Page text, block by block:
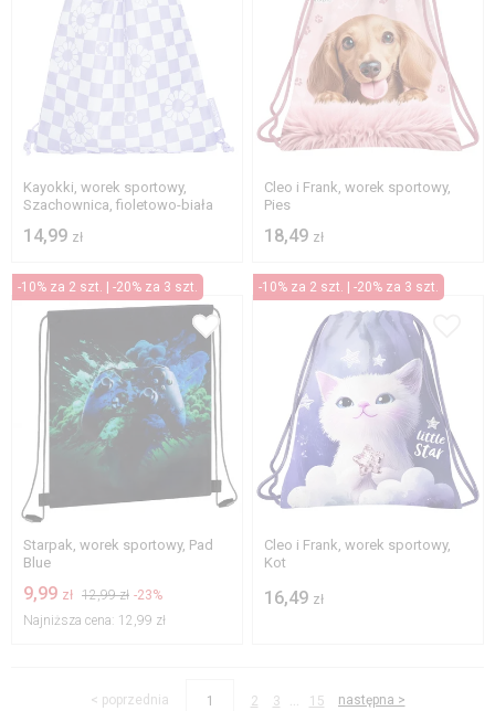
Kayokki, worek sportowy,
Szachownica, fioletowo-biała
14,99 zł
Cleo i Frank, worek sportowy,
Pies
18,49 zł
-10% za 2 szt. | -20% za 3 szt.
Starpak, worek sportowy, Pad
Blue
9,99 zł 12,99 zł -23%
Najniższa cena: 12,99 zł
-10% za 2 szt. | -20% za 3 szt.
Cleo i Frank, worek sportowy,
Kot
16,49 zł
< poprzednia 1 2 3 ... 15 następna >